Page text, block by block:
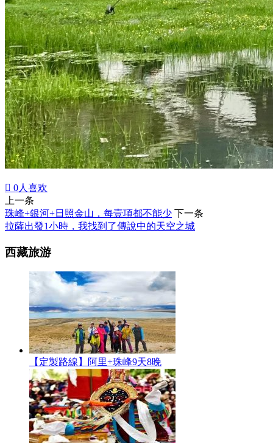
 0人喜欢
上一条
珠峰+銀河+日照金山，每壹項都不能少 下一条
拉薩出發1小時，我找到了傳說中的天空之城
西藏旅游
【定製路線】阿里+珠峰9天8晚